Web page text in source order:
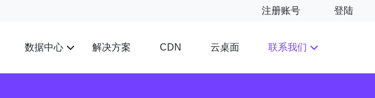
注册账号 登陆
数据中心 解决方案 CDN 云桌面 联系我们